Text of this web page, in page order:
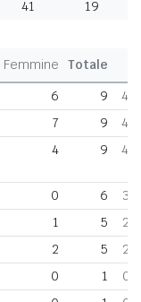
41 19
Femmine
Totale
6 9
7 9
4 9
0 6
1 5
2 5
0 1